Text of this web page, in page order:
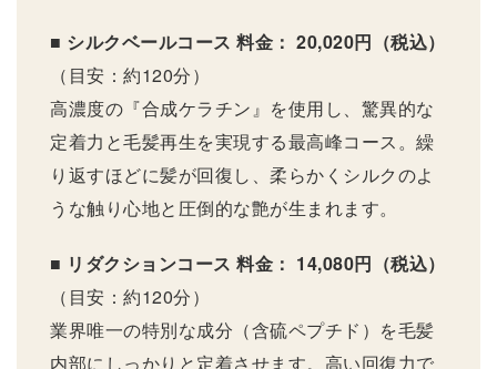
■ シルクベールコース 料金： 20,020円（税込）
（目安：約120分）
高濃度の『合成ケラチン』を使用し、驚異的な
定着力と毛髪再生を実現する最高峰コース。繰
り返すほどに髪が回復し、柔らかくシルクのよ
うな触り心地と圧倒的な艶が生まれます。
■ リダクションコース 料金： 14,080円（税込）
（目安：約120分）
業界唯一の特別な成分（含硫ペプチド）を毛髪
内部にしっかりと定着させます。高い回復力で